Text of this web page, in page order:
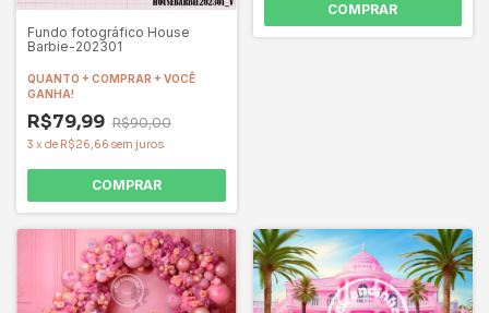
Fundo fotográfico House
Barbie-202301
QUANTO + COMPRAR + VOCÊ
GANHA!
R$79,99 R$90,00
3 x de R$26,66 sem juros
COMPRAR
COMPRAR